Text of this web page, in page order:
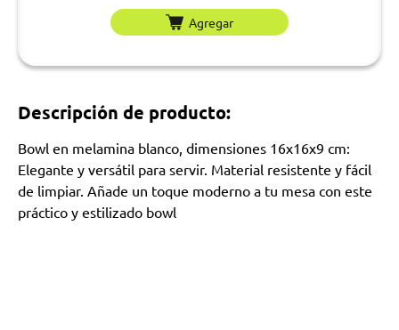
Agregar
Descripción de producto:
Bowl en melamina blanco, dimensiones 16x16x9 cm:
Elegante y versátil para servir. Material resistente y fácil
de limpiar. Añade un toque moderno a tu mesa con este
práctico y estilizado bowl